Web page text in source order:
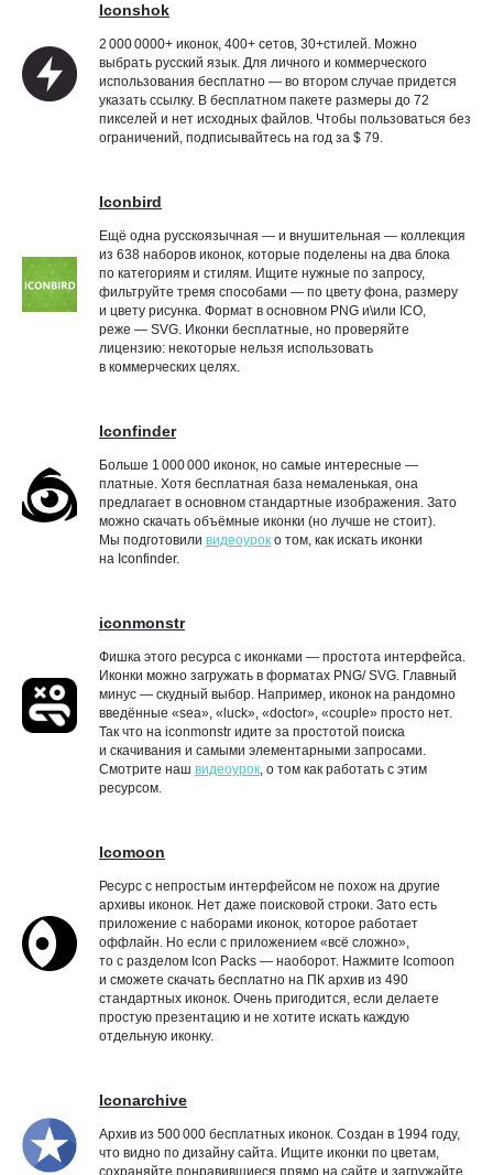
Iconshok
2 000 0000+ иконок, 400+ сетов, 30+стилей. Можно
выбрать русский язык. Для личного и коммерческого
использования бесплатно — во втором случае придется
указать ссылку. В бесплатном пакете размеры до 72
пикселей и нет исходных файлов. Чтобы пользоваться без
ограничений, подписывайтесь на год за $ 79.
Iconbird
Ещё одна русскоязычная — и внушительная — коллекция
из 638 наборов иконок, которые поделены на два блока
по категориям и стилям. Ищите нужные по запросу,
фильтруйте тремя способами — по цвету фона, размеру
и цвету рисунка. Формат в основном PNG и\или ICO,
реже — SVG. Иконки бесплатные, но проверяйте
лицензию: некоторые нельзя использовать
в коммерческих целях.
Iconfinder
Больше 1 000 000 иконок, но самые интересные —
платные. Хотя бесплатная база немаленькая, она
предлагает в основном стандартные изображения. Зато
можно скачать объёмные иконки (но лучше не стоит).
Мы подготовили видеоурок о том, как искать иконки
на Iconfinder.
iconmonstr
Фишка этого ресурса с иконками — простота интерфейса.
Иконки можно загружать в форматах PNG/ SVG. Главный
минус — скудный выбор. Например, иконок на рандомно
введённые «sea», «luck», «doctor», «couple» просто нет.
Так что на iconmonstr идите за простотой поиска
и скачивания и самыми элементарными запросами.
Смотрите наш видеоурок, о том как работать с этим
ресурсом.
Icomoon
Ресурс с непростым интерфейсом не похож на другие
архивы иконок. Нет даже поисковой строки. Зато есть
приложение с наборами иконок, которое работает
оффлайн. Но если с приложением «всё сложно»,
то с разделом Icon Packs — наоборот. Нажмите Icomoon
и сможете скачать бесплатно на ПК архив из 490
стандартных иконок. Очень пригодится, если делаете
простую презентацию и не хотите искать каждую
отдельную иконку.
Iconarchive
Архив из 500 000 бесплатных иконок. Создан в 1994 году,
что видно по дизайну сайта. Ищите иконки по цветам,
сохраняйте понравившиеся прямо на сайте и загружайте